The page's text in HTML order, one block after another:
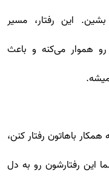
این رفتار، مسیر
هموار می‌کنه و باعث
باهاتون رفتار کنن،
این رفتارشون رو به دل